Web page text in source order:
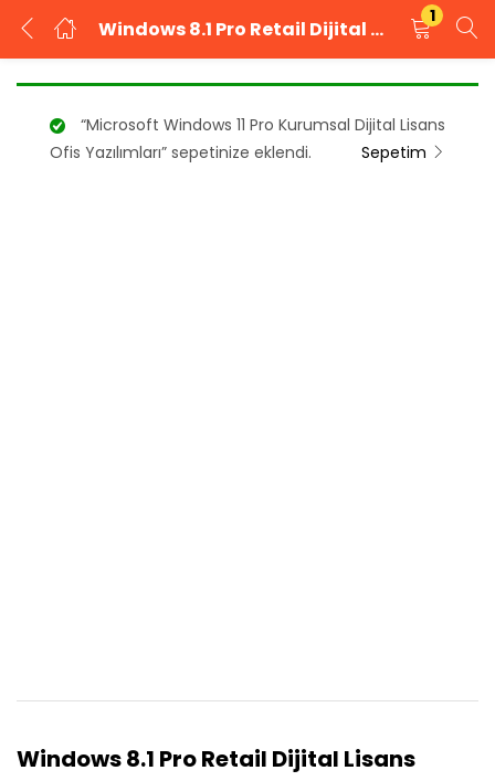
Windows 8.1 Pro Retail Dijital Lisans Anahtarı
1
GIRIŞ YAP
KAYIT OL
Kullanıcı adınızı ve şifrenizi girin.
“Microsoft Windows 11 Pro Kurumsal Dijital Lisans
Ofis Yazılımları” sepetinize eklendi.
Sepetim
Windows 8.1 Pro Retail Dijital Lisans